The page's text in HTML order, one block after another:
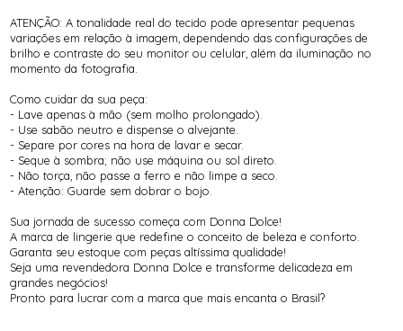
ATENÇÃO: A tonalidade real do tecido pode apresentar pequenas
variações em relação à imagem, dependendo das configurações de
brilho e contraste do seu monitor ou celular, além da iluminação no
momento da fotografia.
Como cuidar da sua peça:
- Lave apenas à mão (sem molho prolongado).
- Use sabão neutro e dispense o alvejante.
- Separe por cores na hora de lavar e secar.
- Seque à sombra; não use máquina ou sol direto.
- Não torça, não passe a ferro e não limpe a seco.
- Atenção: Guarde sem dobrar o bojo.
Sua jornada de sucesso começa com Donna Dolce!
A marca de lingerie que redefine o conceito de beleza e conforto.
Garanta seu estoque com peças altíssima qualidade!
Seja uma revendedora Donna Dolce e transforme delicadeza em
grandes negócios!
Pronto para lucrar com a marca que mais encanta o Brasil?